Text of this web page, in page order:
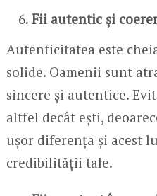
Fii autentic și
Autenticitatea este
solide. Oamenii sunt
sincere și autentice.
altfel decât ești,
ușor diferența și acest
credibilității tale.